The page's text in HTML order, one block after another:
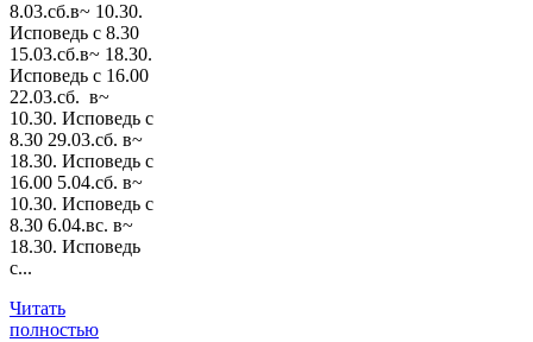
8.03.сб.в~ 10.30.
Исповедь с 8.30
15.03.сб.в~ 18.30.
Исповедь с 16.00
22.03.сб. в~
10.30. Исповедь с
8.30 29.03.сб. в~
18.30. Исповедь с
16.00 5.04.сб. в~
10.30. Исповедь с
8.30 6.04.вс. в~
18.30. Исповедь
с...
Читать
полностью